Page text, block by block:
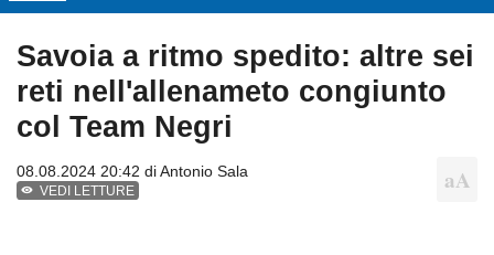
Savoia a ritmo spedito: altre sei
reti nell'allenameto congiunto
col Team Negri
08.08.2024 20:42 diAntonio Sala
VEDI LETTURE